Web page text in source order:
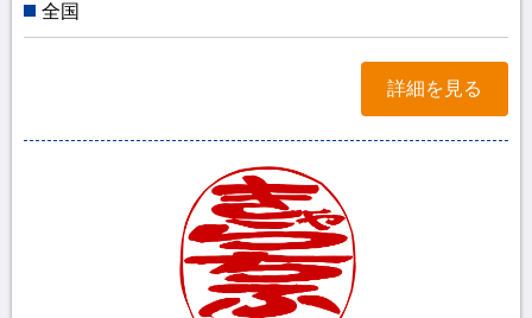
全国
詳細を見る